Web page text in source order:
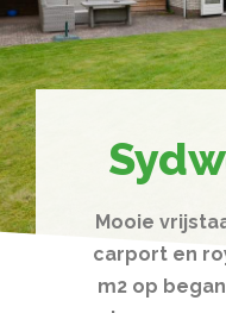
Mooie
carport en
m2 op